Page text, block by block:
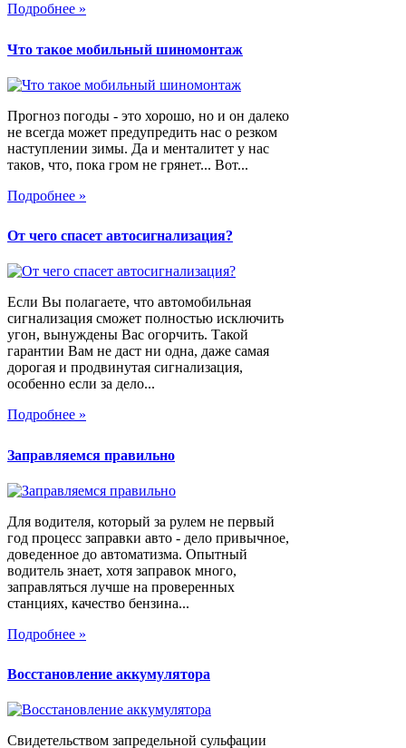
Подробнее »
Что такое мобильный шиномонтаж
Прогноз погоды - это хорошо, но и он далеко
не всегда может предупредить нас о резком
наступлении зимы. Да и менталитет у нас
таков, что, пока гром не грянет... Вот...
Подробнее »
От чего спасет автосигнализация?
Если Вы полагаете, что автомобильная
сигнализация сможет полностью исключить
угон, вынуждены Вас огорчить. Такой
гарантии Вам не даст ни одна, даже самая
дорогая и продвинутая сигнализация,
особенно если за дело...
Подробнее »
Заправляемся правильно
Для водителя, который за рулем не первый
год процесс заправки авто - дело привычное,
доведенное до автоматизма. Опытный
водитель знает, хотя заправок много,
заправляться лучше на проверенных
станциях, качество бензина...
Подробнее »
Восстановление аккумулятора
Свидетельством запредельной сульфации